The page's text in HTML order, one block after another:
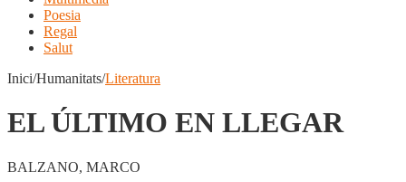
Poesia
Regal
Salut
Inici/Humanitats/Literatura
EL ÚLTIMO EN LLEGAR
BALZANO, MARCO